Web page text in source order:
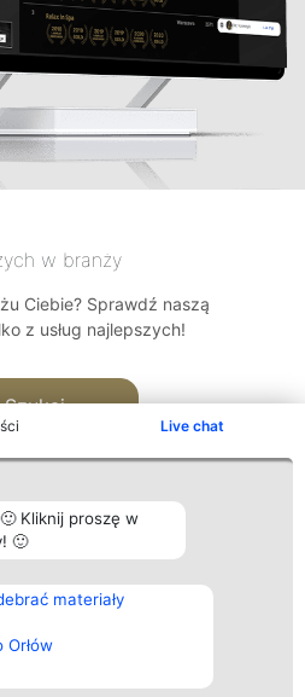
Live chat
Kliknij proszę w
🙂
materiały
Orłów
w branży
Ciebie? Sprawdź naszą
z usług najlepszych!
Szukaj
wszystkich
Kontakt
Kontakt